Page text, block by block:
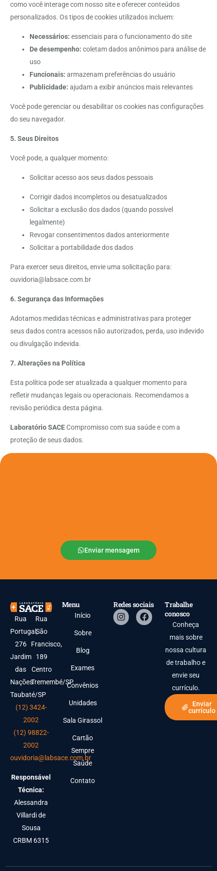
como você interage com nosso site e oferecer conteúdos
personalizados. Os tipos de cookies utilizados incluem:
Necessários:essenciais para o funcionamento do site
De desempenho:coletam dados anônimos para análise de
uso
Funcionais:armazenam preferências do usuário
Publicidade:ajudam a exibir anúncios mais relevantes
Você pode gerenciar ou desabilitar os cookies nas configurações
do seu navegador.
5. Seus Direitos
Você pode, a qualquer momento:
Solicitar acesso aos seus dados pessoais
Corrigir dados incompletos ou desatualizados
Solicitar a exclusão dos dados (quando possível
legalmente)
Revogar consentimentos dados anteriormente
Solicitar a portabilidade dos dados
Para exercer seus direitos, envie uma solicitação para:
ouvidoria@labsace.com.br
6. Segurança das Informações
Adotamos medidas técnicas e administrativas para proteger
seus dados contra acessos não autorizados, perda, uso indevido
ou divulgação indevida.
7. Alterações na Política
Esta política pode ser atualizada a qualquer momento para
refletir mudanças legais ou operacionais. Recomendamos a
revisão periódica desta página.
Laboratório SACECompromisso com sua saúde e com a
proteção de seus dados.
Enviar mensagem
Rua
Portugal,
276
Jardim
das
Nações
Taubaté/SP
Rua
São
Francisco,
189
Centro
Tremembé/SP
(12) 3424-
2002
(12) 98822-
2002
ouvidoria@labsace.com.br
Responsável
Técnica:
Alessandra
Villardi de
Sousa
CRBM 6315
Menu
Início
Sobre
Blog
Exames
Convênios
Unidades
Sala Girassol
Cartão
Sempre
Saúde
Contato
Redes sociais
Trabalhe
conosco
Conheça
mais sobre
nossa cultura
de trabalho e
envie seu
currículo.
Enviar
currículo